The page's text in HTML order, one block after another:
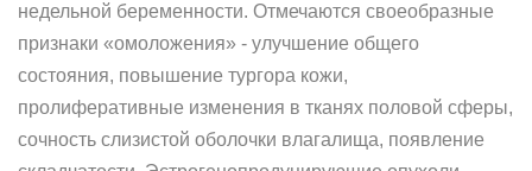
недельной беременности. Отмечаются своеобразные
признаки «омоложения» - улучшение общего
состояния, повышение тургора кожи,
пролиферативные изменения в тканях половой сферы,
сочность слизистой оболочки влагалища, появление